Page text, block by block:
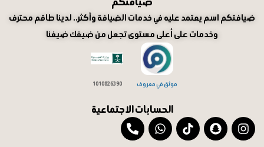
ضيافتكم اسم يعتمد عليه في خدمات الضيافة وأكثر.. لدينا طاقم محترف
وخدمات على أعلى مستوى تجعل من ضيفك ضيفنا
موثق في معروف 1010826390
الحسابات الاجتماعية
I
n
S
n
T
i
W
h
P
h